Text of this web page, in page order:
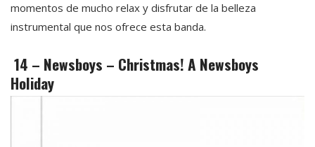
momentos de mucho relax y disfrutar de la belleza
instrumental que nos ofrece esta banda.
14 – Newsboys – Christmas! A Newsboys
Holiday